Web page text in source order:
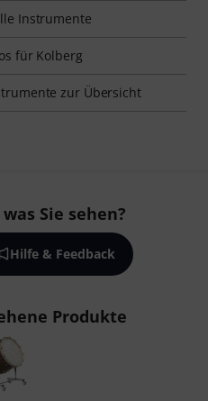
Instrumente
für Kolberg
zur Übersicht
Sie sehen?
Hilfe & Feedback
Produkte